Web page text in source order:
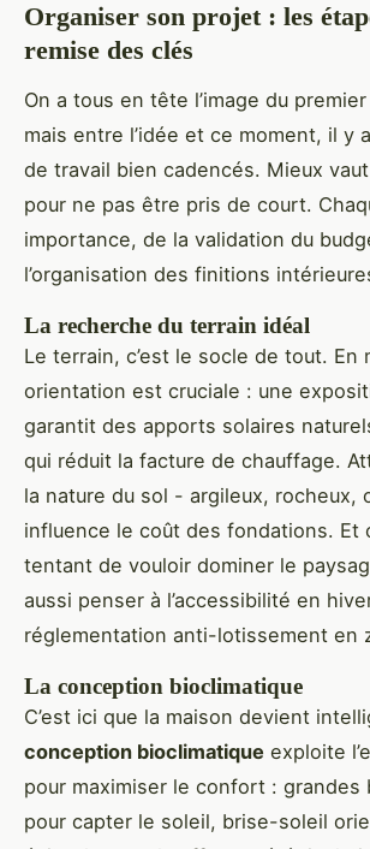
Organiser son projet : les
remise des clés
On a tous en tête l’image du
mais entre l’idée et ce moment, il y
de travail bien cadencés. Mieux
pour ne pas être pris de court.
importance, de la validation du
l’organisation des finitions
La recherche du terrain idéal
Le terrain, c’est le socle de tout. En
orientation est cruciale : une
garantit des apports solaires
qui réduit la facture de chauffage.
la nature du sol - argileux, rocheux,
influence le coût des fondations. Et
tentant de vouloir dominer le
aussi penser à l’accessibilité en
réglementation anti-lotissement en
La conception bioclimatique
C’est ici que la maison devient
conception bioclimatique exploite
pour maximiser le confort : grandes
pour capter le soleil, brise-soleil